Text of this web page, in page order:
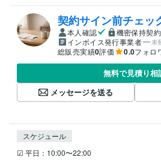
契約サイン前チェッ
本人確認 機密保持契
インボイス発行事業者 未
総販売実績0評価 0.0フォロ
無料で見積り相
メッセージを送る
スケジュール
☑ 平日：10:00〜22:00